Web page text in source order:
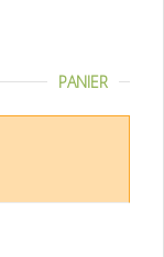
PANIER